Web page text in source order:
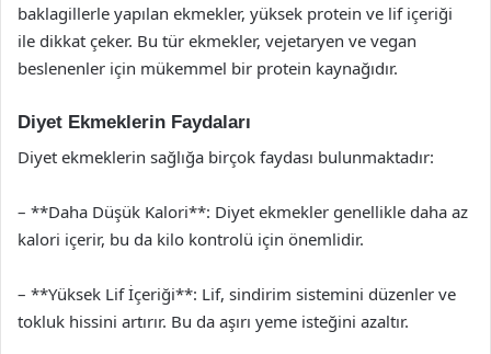
baklagillerle yapılan ekmekler, yüksek protein ve lif içeriği
ile dikkat çeker. Bu tür ekmekler, vejetaryen ve vegan
beslenenler için mükemmel bir protein kaynağıdır.
Diyet Ekmeklerin Faydaları
Diyet ekmeklerin sağlığa birçok faydası bulunmaktadır:
– **Daha Düşük Kalori**: Diyet ekmekler genellikle daha az
kalori içerir, bu da kilo kontrolü için önemlidir.
– **Yüksek Lif İçeriği**: Lif, sindirim sistemini düzenler ve
tokluk hissini artırır. Bu da aşırı yeme isteğini azaltır.